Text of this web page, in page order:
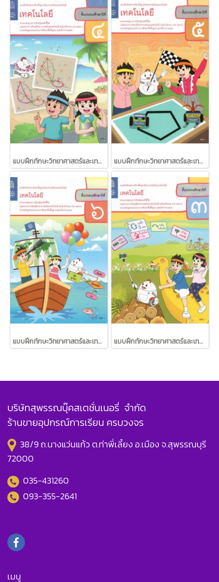
แบบฝึกทักษะวิทยาศาสตร์และเทคโนโลยี เทคโนโลยี ป.4 /สสวท. แบบฝึกทักษะวิทยาศาสตร์และเทคโนโลยี เทคโนโลยี ป.5 /สสวท.
แบบฝึกทักษะวิทยาศาสตร์และเทคโนโลยี เทคโนโลยี ป.6 /สสวท. แบบฝึกทักษะวิทยาศาสตร์และเทคโนโลยี เทคโนโลยี ป.3 /สสวท.
บริษัทสุพรรณบุ๊คสเตชั่นเนอรี่ จำกัด
ร้านขายอุปกรณ์การเรียน ครบวงจร
38/9 ถ.นางแว่นแก้ว ต.ท่าพี่เลี้ยง อ.เมือง จ.สุพรรณบุรี
72000
035-431260
093-355-2641
เมนู